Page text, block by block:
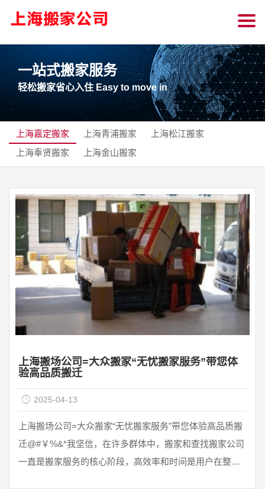
一站式搬家服务
轻松搬家省心入住 Easy to move in
上海嘉定搬家 上海青浦搬家
上海松江搬家
上海奉贤搬家
上海金山搬家
上海搬场公司=大众搬家“无忧搬家服务”带您体
验高品质搬迁
2025-04-13
上海搬场公司=大众搬家“无忧搬家服务”带您体验高品质搬
迁@#￥%&*我坚信，在许多群体中，搬家和查找搬家公司
一直是搬家服务的核心阶段，高效率和时间是用户在整个